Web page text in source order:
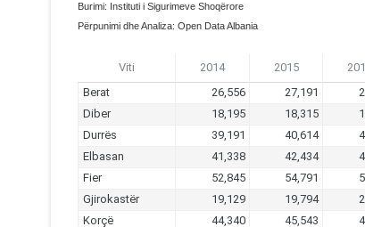
Burimi: Instituti i Sigurimeve Shoqërore
Përpunimi dhe Analiza: Open Data Albania